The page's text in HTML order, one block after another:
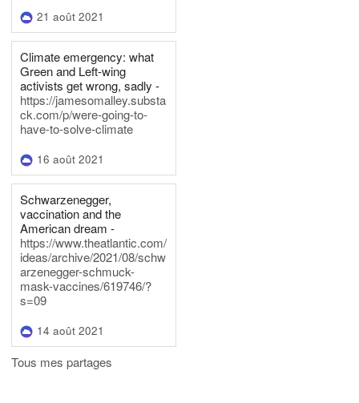
21 août 2021
Climate emergency: what
Green and Left-wing
activists get wrong, sadly -
https://jamesomalley.substa
ck.com/p/were-going-to-
have-to-solve-climate
16 août 2021
Schwarzenegger,
vaccination and the
American dream -
https://www.theatlantic.com/
ideas/archive/2021/08/schw
arzenegger-schmuck-
mask-vaccines/619746/?
s=09
14 août 2021
Tous mes partages